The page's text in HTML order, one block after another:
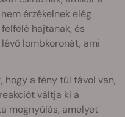
érzékelnek elég
hajtanak, és
lombkoronát, ami
a fény túl távol van,
váltja ki a
megnyúlás, amelyet